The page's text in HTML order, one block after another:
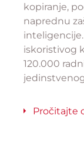
kopiranje,
naprednu
inteligencije.
iskoristivog
120.000
Pročitajte